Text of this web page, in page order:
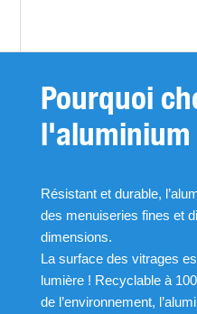
Pourquoi
l'aluminium
Résistant et durable,
des menuiseries fines et
dimensions.
La surface des vitrages
lumière ! Recyclable à
de l’environnement,